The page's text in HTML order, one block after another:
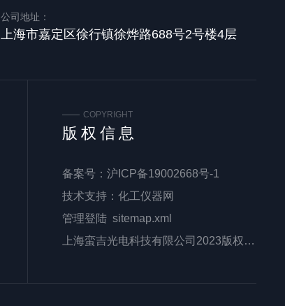
公司地址：
上海市嘉定区徐行镇徐烨路688号2号楼4层
COPYRIGHT
版权信息
备案号： 沪ICP备19002668号-1
技术支持： 化工仪器网
管理登陆 sitemap.xml
上海蛮吉光电科技有限公司2023版权所有